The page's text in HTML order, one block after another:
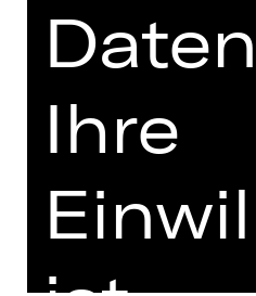
Künstler*innen
Newsletter
Kartenkauf
Abos 26/27
Kontakt
Ihre